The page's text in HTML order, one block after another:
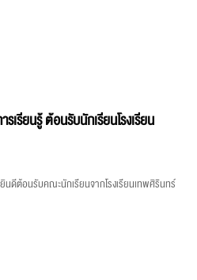
รียนรู้ ต้อนรับนักเรียนโรงเรียน
ต้อนรับคณะนักเรียนจากโรงเรียนเทพศิรินทร์